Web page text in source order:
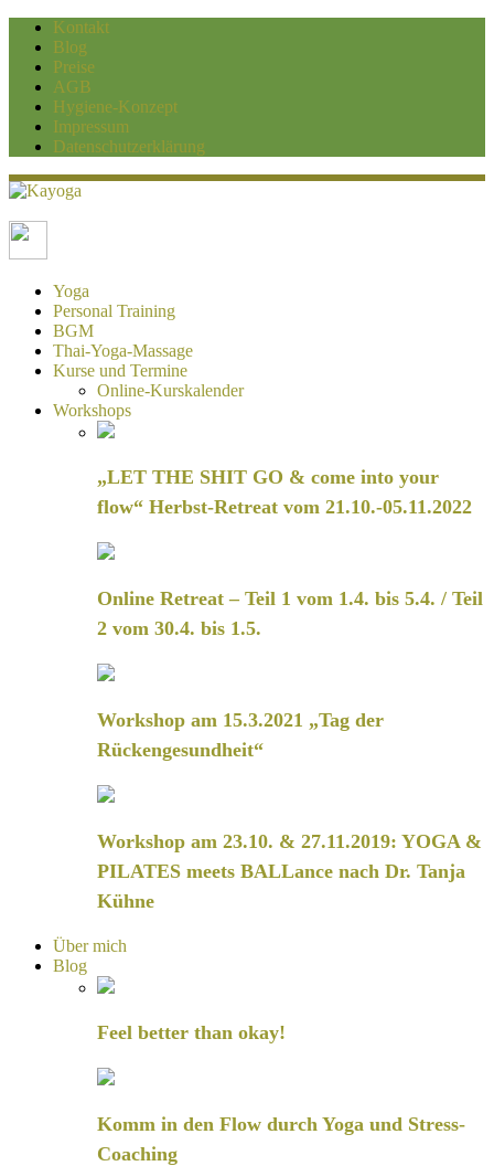
Kontakt
Blog
Preise
AGB
Hygiene-Konzept
Impressum
Datenschutzerklärung
Kayoga
Yoga und Personaltraining Duisburg
Yoga
Personal Training
BGM
Thai-Yoga-Massage
Kurse und Termine
Online-Kurskalender
Workshops
„LET THE SHIT GO & come into your
flow“ Herbst-Retreat vom 21.10.-05.11.2022
Online Retreat – Teil 1 vom 1.4. bis 5.4. / Teil
2 vom 30.4. bis 1.5.
Workshop am 15.3.2021 „Tag der
Rückengesundheit“
Workshop am 23.10. & 27.11.2019: YOGA &
PILATES meets BALLance nach Dr. Tanja
Kühne
Über mich
Blog
Feel better than okay!
Komm in den Flow durch Yoga und Stress-
Coaching